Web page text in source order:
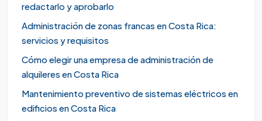
redactarlo y aprobarlo
Administración de zonas francas en Costa Rica:
servicios y requisitos
Cómo elegir una empresa de administración de
alquileres en Costa Rica
Mantenimiento preventivo de sistemas eléctricos en
edificios en Costa Rica